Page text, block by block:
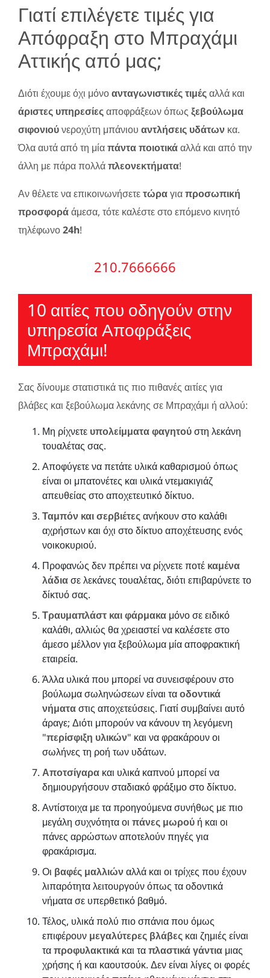
Γιατί επιλέγετε τιμές για
Απόφραξη στο Μπραχάμι
Αττικής από μας;
Διότι έχουμε όχι μόνοανταγωνιστικές τιμέςαλλά και
άριστες υπηρεσίεςαποφράξεων όπως ξεβούλωμα
σιφονιούνεροχύτη μπάνιου αντλήσεις υδάτων κα.
Όλα αυτά από τη μίαπάντα ποιοτικάαλλά και από την
άλλη με πάρα πολλάπλεονεκτήματα!
Αν θέλετε να επικοινωνήσετετώραγιαπροσωπική
προσφοράάμεσα, τότε καλέστε στο επόμενο κινητό
τηλέφωνο24h!
210.7666666
10 αιτίες που οδηγούν στην
υπηρεσία Αποφράξεις
Μπραχάμι!
Σας δίνουμε στατιστικά τις πιο πιθανές αιτίες για
βλάβες και ξεβούλωμα λεκάνης σε Μπραχάμι ή αλλού:
Μη ρίχνετε υπολείμματα φαγητούστη λεκάνη
τουαλέτας σας.
Αποφύγετε να πετάτε υλικά καθαρισμού όπως
είναι οι μπατονέτες και υλικά ντεμακιγιάζ
απευθείας στο αποχετευτικό δίκτυο.
Ταμπόν και σερβιέτεςανήκουν στο καλάθι
αχρήστων και όχι στο δίκτυο αποχέτευσης ενός
νοικοκυριού.
Προφανώς δεν πρέπει να ρίχνετε ποτέ καμένα
λάδιασε λεκάνες τουαλέτας, διότι επιβαρύνετε το
δίκτυό σας.
Τραυμαπλάστ και φάρμακα μόνο σε ειδικό
καλάθι, αλλιώς θα χρειαστεί να καλέσετε στο
άμεσο μέλλον για ξεβούλωμα μία αποφρακτική
εταιρεία.
Άλλα υλικά που μπορεί να συνεισφέρουν στο
βούλωμα σωληνώσεων είναι ταοδοντικά
νήματαστις αποχετεύσεις. Γιατί συμβαίνει αυτό
άραγε; Διότι μπορούν να κάνουν τη λεγόμενη
"περίσφιξη υλικών" και να φρακάρουν οι
σωλήνες τη ροή των υδάτων.
Αποτσίγαρα και υλικά καπνού μπορεί να
δημιουργήσουν σταδιακό φράξιμο στο δίκτυο.
Αντίστοιχα με τα προηγούμενα συνήθως με πιο
μεγάλη συχνότητα οι πάνες μωρού ή και οι
πάνες αρρώστων αποτελούν πηγές για
φρακάρισμα.
Οι βαφές μαλλιώναλλά και οι τρίχες που έχουν
λιπαρότητα λειτουργούν όπως τα οδοντικά
νήματα σε υπερθετικό βαθμό.
Τέλος, υλικά πολύ πιο σπάνια που όμως
επιφέρουν μεγαλύτερες βλάβες και ζημιές είναι
ταπροφυλακτικά και ταπλαστικά γάντια μιας
χρήσης ή και καουτσούκ. Δεν είναι λίγες οι φορές